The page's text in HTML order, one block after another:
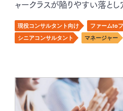
ャークラスが陥りやすい落と
現役コンサルタント向け ファームto
シニアコンサルタント
マネージャー